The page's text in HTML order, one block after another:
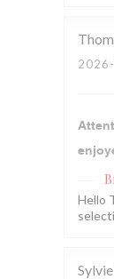
Hello
Sylvie